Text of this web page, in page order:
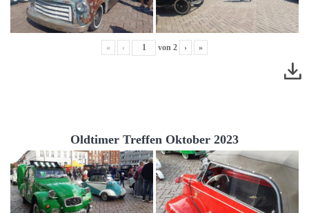
« ‹ von 2 › »
Oldtimer Treffen Oktober 2023